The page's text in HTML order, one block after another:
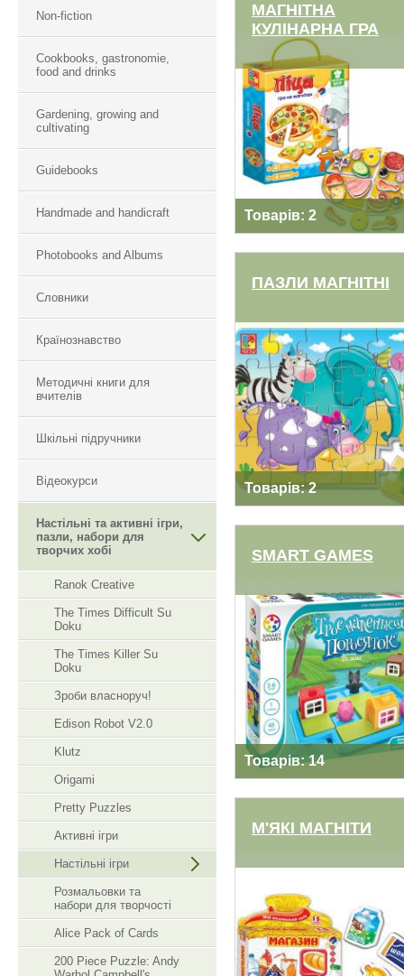
Non-fiction
Cookbooks, gastronomie,
food and drinks
Gardening, growing and
cultivating
Guidebooks
Handmade and handicraft
Photobooks and Albums
Словники
Країнознавство
Методичні книги для
вчителів
Шкільні підручники
Відеокурси
Настільні та активні ігри,
пазли, набори для
творчих хобі
Ranok Creative
The Times Difficult Su
Doku
The Times Killer Su
Doku
Зроби власноруч!
Edison Robot V2.0
Klutz
Origami
Pretty Puzzles
Активні ігри
Настільні ігри
Розмальовки та
набори для творчості
Alice Pack of Cards
200 Piece Puzzle: Andy
МАГНІТНА
КУЛІНАРНА ГРА
Товарів: 2
МАГНІТНА
КУЛІНАРНА ГРА
ПАЗЛИ МАГНІТНІ
Товарів: 2
ПАЗЛИ МАГНІТНІ
SMART GAMES
Товарів: 14
SMART GAMES
М'ЯКІ МАГНІТИ
М'ЯКІ МАГНІТИ